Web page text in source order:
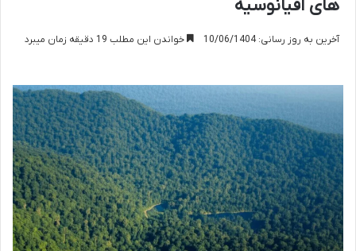
های اقیانوسیه
آخرین به روز رسانی: 10/06/1404 خواندن این مطلب 19 دقیقه زمان میبرد